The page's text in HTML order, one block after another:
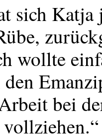
sich
wollte
bei